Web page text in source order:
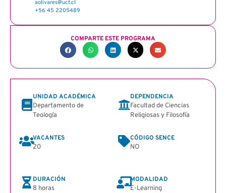
aolivares@uct.cl
+56 45 2205489
COMPARTE ESTE PROGRAMA
UNIDAD ACADÉMICA
Departamento de
Teología
DEPENDENCIA
Facultad de Ciencias
Religiosas y Filosofía
VACANTES
20
CÓDIGO SENCE
NO
DURACIÓN
8 horas
MODALIDAD
E-Learning